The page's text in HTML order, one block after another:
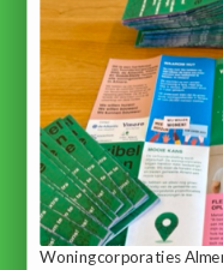
Woningcorporaties